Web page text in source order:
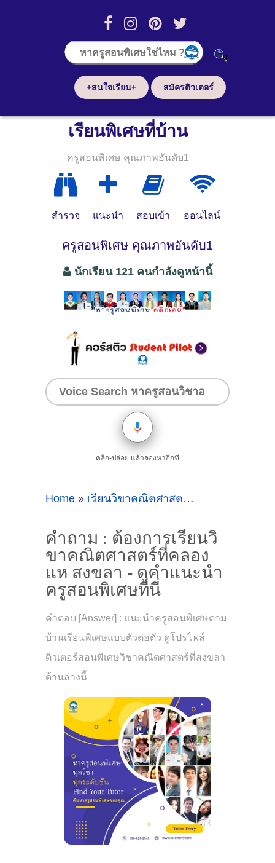
+สนใจเรียน+ สมัครติวเตอร์
เรียนพิเศษที่บ้าน
ครูสอนพิเศษ คุณภาพอันดับ1
สำรวจ แนะนำ สอบเข้า ออนไลน์
ครูสอนพิเศษ คุณภาพอันดับ1
นักเรียน 121 คนกำลังดูหน้านี้
คลิก-ปล่อย แล้วลองหาอีกที
Home » เรียนวิขาคณิตศาสตร์ »
คำถาม : ต้องการเรียนวิ
ขาคณิตศาสตร์ที่คลอง
แห สงขลา - ดูคำแนะนำ
ครูสอนพิเศษที่นี่
คำตอบ [Answer] : แนะนำครูสอนพิเศษตาม
บ้านเรียนพิเศษแบบตัวต่อตัว ดูโปรไฟล์
ติวเตอร์สอนพิเศษวิชาคณิตศาสตร์ที่สงขลา
ด้านล่างนี้